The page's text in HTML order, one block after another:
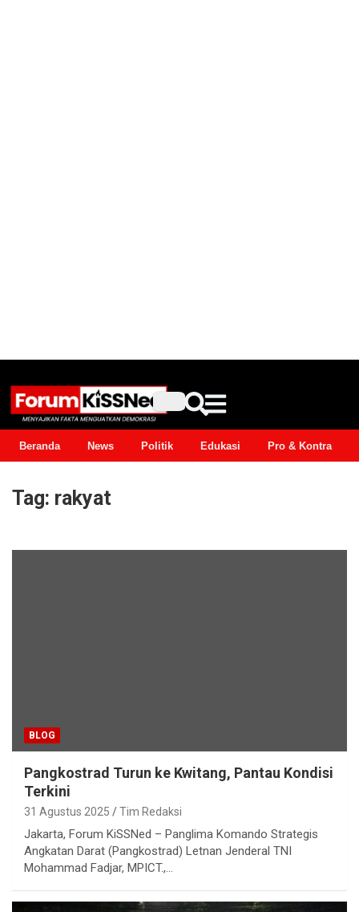
Beranda News Politik Edukasi Pro & Kontra
Tag: rakyat
BLOG
Pangkostrad Turun ke Kwitang, Pantau Kondisi
Terkini
31 Agustus 2025 Tim Redaksi
Jakarta, Forum KiSSNed – Panglima Komando Strategis
Angkatan Darat (Pangkostrad) Letnan Jenderal TNI
Mohammad Fadjar, MPICT.,…